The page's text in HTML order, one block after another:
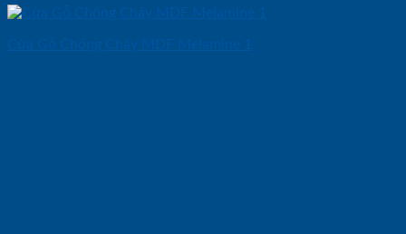
Cửa Gỗ Chống Cháy MDF Melamine 1